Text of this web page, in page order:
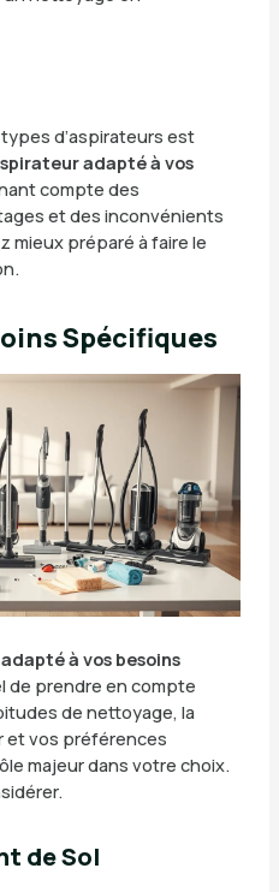
d’aspirateurs est
adapté à vos
compte des
et des inconvénients
mieux préparé à faire le
Spécifiques
à vos besoins
de prendre en compte
de nettoyage, la
et vos préférences
majeur dans votre choix.
de Sol